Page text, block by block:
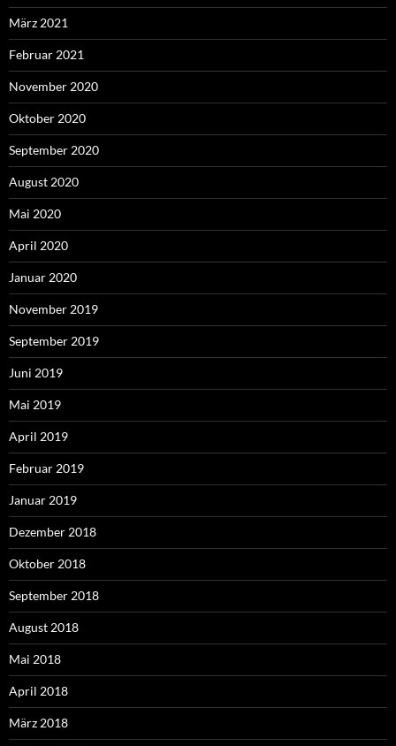
März 2021
Februar 2021
November 2020
Oktober 2020
September 2020
August 2020
Mai 2020
April 2020
Januar 2020
November 2019
September 2019
Juni 2019
Mai 2019
April 2019
Februar 2019
Januar 2019
Dezember 2018
Oktober 2018
September 2018
August 2018
Mai 2018
April 2018
März 2018